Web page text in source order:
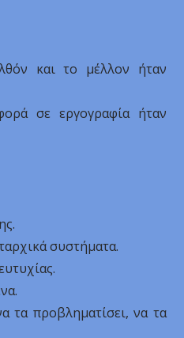
και το μέλλον ήταν
σε εργογραφία ήταν
συστήματα.
τα προβληματίσει, να τα